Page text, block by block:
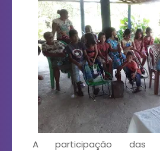
A participação das